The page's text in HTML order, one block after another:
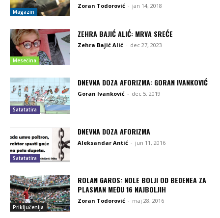
Magazin
Zoran Todorović - jan 14, 2018
Mesečina
ZEHRA BAJIĆ ALIĆ: MRVA SREĆE
Zehra Bajić Alić - dec 27, 2023
Satatatira
DNEVNA DOZA AFORIZMA: GORAN IVANKOVIĆ
Goran Ivanković - dec 5, 2019
Satatatira
DNEVNA DOZA AFORIZMA
Aleksandar Antić - jun 11, 2016
Priključenija
ROLAN GAROS: NOLE BOLJI OD BEDENEA ZA
PLASMAN MEĐU 16 NAJBOLJIH
Zoran Todorović - maj 28, 2016